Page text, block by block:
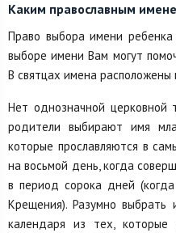
Каким православным
Право выбора имени
выборе имени Вам могут
В святцах имена
Нет однозначной
родители выбирают имя
которые прославляются в
на восьмой день, когда
в период сорока дней
Крещения). Разумно выбрать
календаря из тех, которые